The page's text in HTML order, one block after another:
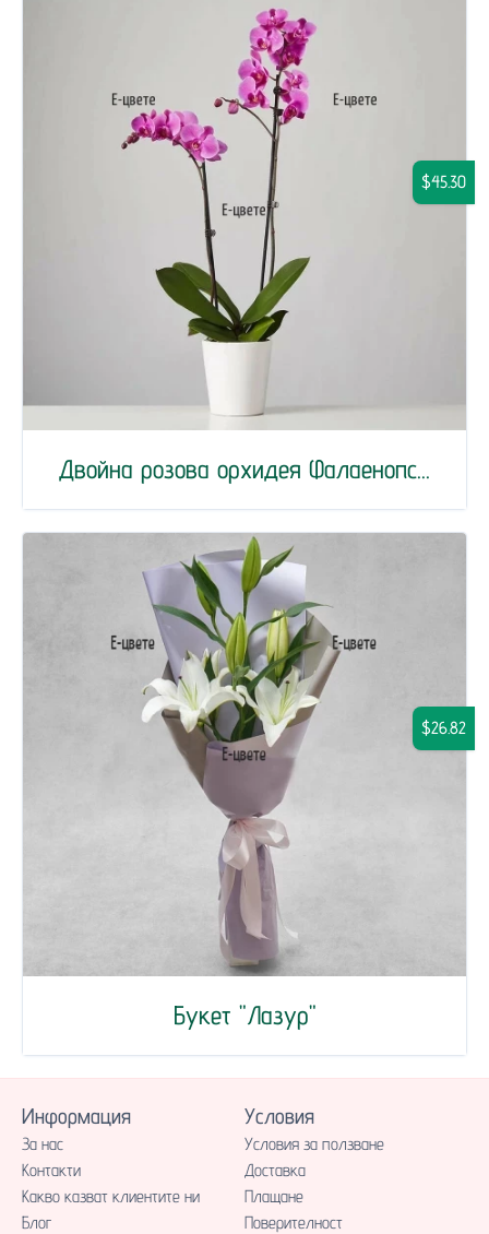
Двойна розова орхидея Фалаенопс...
$45.30
Букет "Лазур"
$26.82
Информация
За нас
Контакти
Какво казват клиентите ни
Блог
Условия
Условия за ползване
Доставка
Плащане
Поверителност